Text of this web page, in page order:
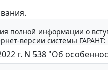
полной информации о
версии системы ГАРАНТ: